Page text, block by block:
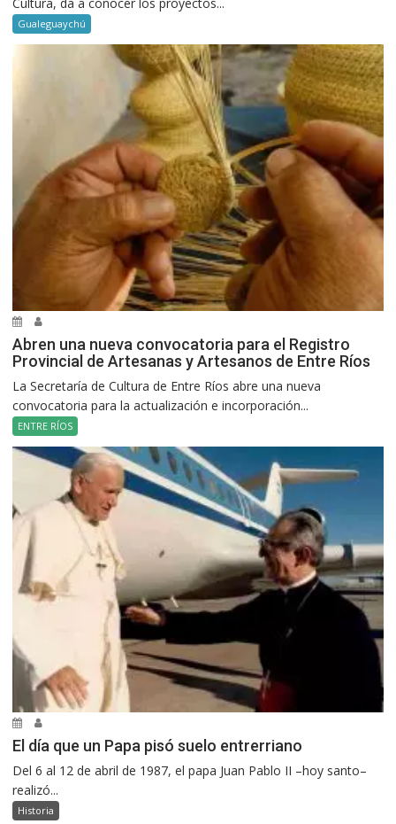
Gualeguaychú
Abren una nueva convocatoria para el Registro
Provincial de Artesanas y Artesanos de Entre Ríos
La Secretaría de Cultura de Entre Ríos abre una nueva
convocatoria para la actualización e incorporación...
ENTRE RÍOS
El día que un Papa pisó suelo entrerriano
Del 6 al 12 de abril de 1987, el papa Juan Pablo II –hoy santo–
realizó...
Historia